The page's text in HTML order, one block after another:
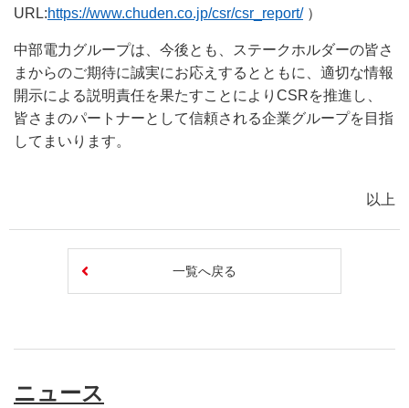
URL:https://www.chuden.co.jp/csr/csr_report/）
中部電力グループは、今後とも、ステークホルダーの皆さ
まからのご期待に誠実にお応えするとともに、適切な情報
開示による説明責任を果たすことによりCSRを推進し、
皆さまのパートナーとして信頼される企業グループを目指
してまいります。
以上
一覧へ戻る
ニュース